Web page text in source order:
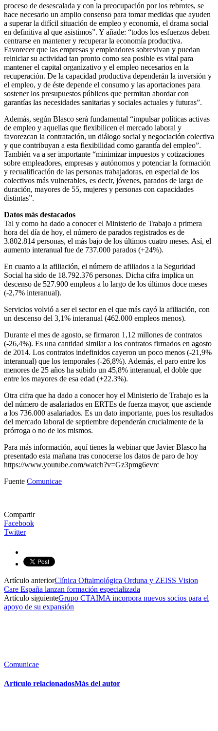
proceso de desescalada y con la preocupación por los rebrotes, se
hace necesario un amplio consenso para tomar medidas que ayuden
a superar la difícil situación de empleo y economía, el drama social
en definitiva al que asistimos”. Y añade: “todos los esfuerzos deben
centrarse en mantener y recuperar la economía productiva.
Favorecer que las empresas y empleadores sobrevivan y puedan
reiniciar su actividad tan pronto como sea posible es vital para
mantener el capital organizativo y el empleo necesarios en la
recuperación. De la capacidad productiva dependerán la inversión y
el empleo, y de éste depende el consumo y las aportaciones para
sostener los presupuestos públicos que permitan abordar con
garantías las necesidades sanitarias y sociales actuales y futuras”.
Además, según Blasco será fundamental “impulsar políticas activas
de empleo y aquellas que flexibilicen el mercado laboral y
favorezcan la contratación, un diálogo social y negociación colectiva
y que contribuyan a esta flexibilidad como garantía del empleo”.
También va a ser importante “minimizar impuestos y cotizaciones
sobre empleadores, empresas y autónomos y potenciar la formación
y recualificación de las personas trabajadoras, en especial de los
colectivos más vulnerables, es decir, jóvenes, parados de larga de
duración, mayores de 55, mujeres y personas con capacidades
distintas”.
Datos más destacados
Tal y como ha dado a conocer el Ministerio de Trabajo a primera
hora del día de hoy, el número de parados registrados es de
3.802.814 personas, el más bajo de los últimos cuatro meses. Así, el
aumento interanual fue de 737.000 parados (+24%).
En cuanto a la afiliación, el número de afiliados a la Seguridad
Social ha sido de 18.792.376 personas. Dicha cifra implica un
descenso de 527.900 empleos a lo largo de los últimos doce meses
(-2,7% interanual).
Servicios volvió a ser el sector en el que más cayó la afiliación, con
un descenso del 3,1% interanual (462.000 empleos menos).
Durante el mes de agosto, se firmaron 1,12 millones de contratos
(-26,4%). Es una cantidad similar a los contratos firmados en agosto
de 2014. Los contratos indefinidos cayeron un poco menos (-21,9%
interanual) que los temporales (-26,8%). Además, el paro entre los
menores de 25 años ha subido un 45,8% interanual, el doble que
entre los mayores de esa edad (+22.3%).
Otra cifra que ha dado a conocer hoy el Ministerio de Trabajo es la
del número de asalariados en ERTEs de fuerza mayor, que asciende
a los 736.000 asalariados. Es un dato importante, pues los resultados
del mercado laboral de septiembre dependerán crucialmente de la
prórroga o no de los mismos.
Para más información, aquí tienes la webinar que Javier Blasco ha
presentado esta mañana tras conocerse los datos de paro de hoy
https://www.youtube.com/watch?v=Gz3pmg6evrc
Fuente Comunicae
Compartir
Facebook
Twitter
Artículo anteriorClínica Oftalmológica Orduna y ZEISS Vision
Care España lanzan formación especializada
Artículo siguienteGrupo CTAIMA incorpora nuevos socios para el
apoyo de su expansión
Comunicae
Artículo relacionadosMás del autor